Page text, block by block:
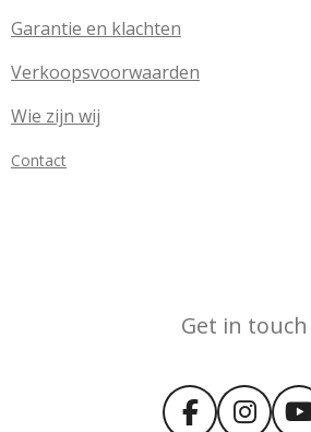
Garantie en klachten
Verkoopsvoorwaarden
Wie zijn wij
Contact
Get in touch
F
I
Y